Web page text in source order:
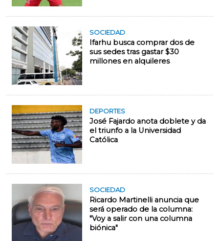
SOCIEDAD
Ifarhu busca comprar dos de
sus sedes tras gastar $30
millones en alquileres
DEPORTES
José Fajardo anota doblete y da
el triunfo a la Universidad
Católica
SOCIEDAD
Ricardo Martinelli anuncia que
será operado de la columna:
"Voy a salir con una columna
biónica"